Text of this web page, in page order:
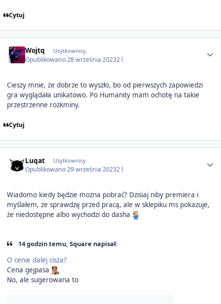
Cytuj
Wojtq Użytkownicy
Opublikowano28 września 20232 l
Cieszy mnie, że dobrze to wyszło, bo od pierwszych zapowiedzi
gra wyglądała unikatowo. Po Humanity mam ochotę na takie
przestrzenne rozkminy.
Cytuj
Luqat Użytkownicy
Opublikowano29 września 20232 l
Wiadomo kiedy będzie można pobrać? Dzisiaj niby premiera i
myślałem, że sprawdzę przed pracą, ale w sklepiku ms pokazuje,
że niedostępne albo wychodzi do dasha
14 godzin temu, Square napisał:
O cenie dalej cisza?
Cena gejpasa
No, ale sugerowana to